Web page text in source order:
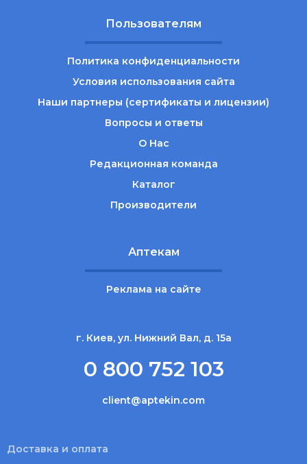
Пользователям
Политика конфиденциальности
Условия использования сайта
Наши партнеры (сертификаты и лицензии)
Вопросы и ответы
О Нас
Редакционная команда
Каталог
Производители
Аптекам
Реклама на сайте
г. Киев, ул. Нижний Вал, д. 15а
0 800 752 103
client@aptekin.com
Доставка и оплата